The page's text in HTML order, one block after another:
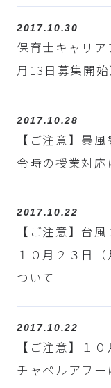
2017.10.30
保育士キャリア
月13日募集開始
2017.10.28
【ご注意】暴
令時の授業対応
2017.10.22
【ご注意】台
１０月２３日
ついて
2017.10.22
【ご注意】１
チャペルアワー